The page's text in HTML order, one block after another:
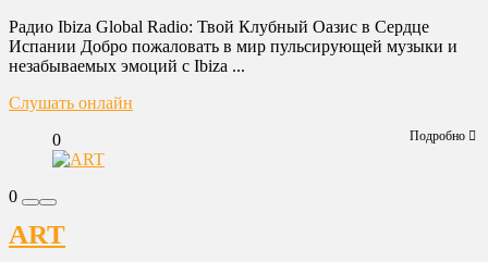
Радио Ibiza Global Radio: Твой Клубный Оазис в Сердце
Испании Добро пожаловать в мир пульсирующей музыки и
незабываемых эмоций с Ibiza ...
Слушать онлайн
Подробно
0
0
ART